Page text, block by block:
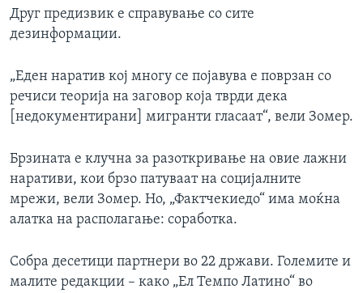
Друг предизвик е справување со сите
дезинформации.
„Еден наратив кој многу се појавува е поврзан со
речиси теорија на заговор која тврди дека
[недокументирани] мигранти гласаат“, вели Зомер.
Брзината е клучна за разоткривање на овие лажни
наративи, кои брзо патуваат на социјалните
мрежи, вели Зомер. Но, „Фактчекиедо“ има моќна
алатка на располагање: соработка.
Собра десетици партнери во 22 држави. Големите и
малите редакции – како „Ел Темпо Латино“ во